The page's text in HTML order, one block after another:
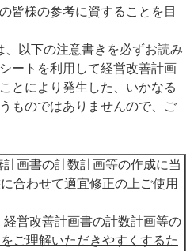
皆様の参考に資することを目
以下の注意書きを必ずお読み
ートを利用して経営改善計画
とにより発生した、いかなる
ものではありませんので、ご
画書の計数計画等の作成に当
合わせて適宜修正の上ご使用
営改善計画書の計数計画等の
ご理解いただきやすくするた